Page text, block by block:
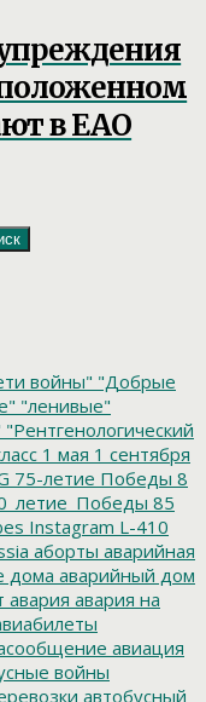
в ЕАО
войны" "Добрые
"ленивые"
"Рентгенологический
1 мая 1 сентября
75-летие Победы 8
85
Instagram L-410
аборты аварийная
дома аварийный дом
авария авария на
авиация
войны
автобусный